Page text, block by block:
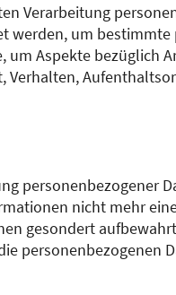
Verarbeitung
werden, um
um Aspekte bezüglich
Verhalten,
personenbezogener
nicht mehr
gesondert